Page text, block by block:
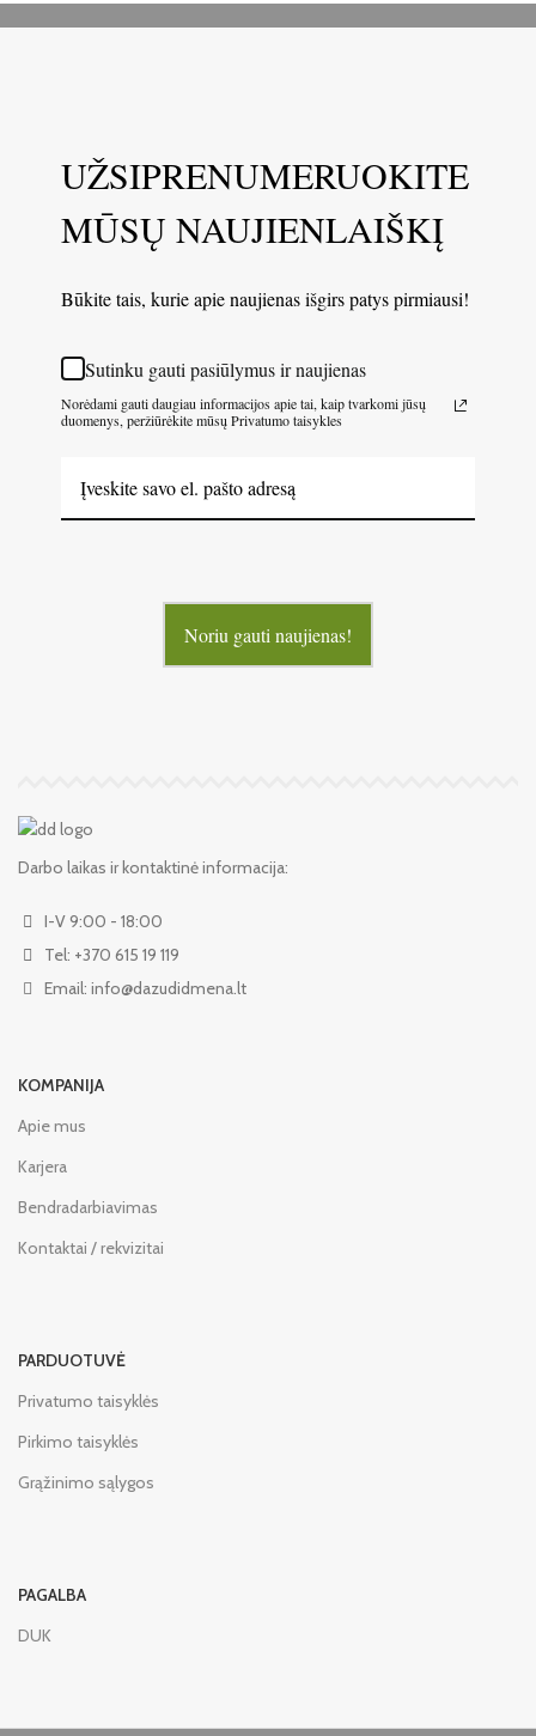
UŽSIPRENUMERUOKITE
MŪSŲ NAUJIENLAIŠKĮ
Būkite tais, kurie apie naujienas išgirs patys pirmiausi!
Sutinku gauti pasiūlymus ir naujienas
Norėdami gauti daugiau informacijos apie tai, kaip tvarkomi jūsų
duomenys, peržiūrėkite mūsų Privatumo taisykles
Noriu gauti naujienas!
Darbo laikas ir kontaktinė informacija:
I-V 9:00 - 18:00
Tel: +370 615 19 119
Email: info@dazudidmena.lt
KOMPANIJA
Apie mus
Karjera
Bendradarbiavimas
Kontaktai / rekvizitai
PARDUOTUVĖ
Privatumo taisyklės
Pirkimo taisyklės
Grąžinimo sąlygos
PAGALBA
DUK